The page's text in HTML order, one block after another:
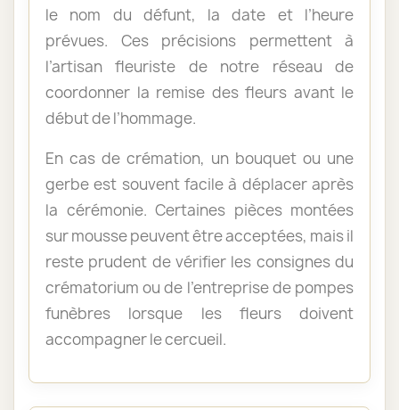
le nom du défunt, la date et l’heure
prévues. Ces précisions permettent à
l’artisan fleuriste de notre réseau de
coordonner la remise des fleurs avant le
début de l’hommage.
En cas de crémation, un bouquet ou une
gerbe est souvent facile à déplacer après
la cérémonie. Certaines pièces montées
sur mousse peuvent être acceptées, mais il
reste prudent de vérifier les consignes du
crématorium ou de l’entreprise de pompes
funèbres lorsque les fleurs doivent
accompagner le cercueil.